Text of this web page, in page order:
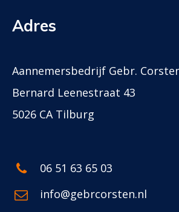
Adres
Aannemersbedrijf Gebr.
Bernard Leenestraat 43
5026 CA Tilburg
06 51 63 65 03
info@gebrcorsten.nl